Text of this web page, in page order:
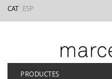
CAT ESP
PRODUCTES